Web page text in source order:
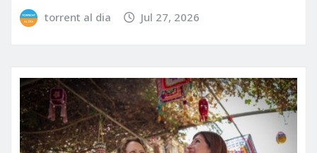
torrent al dia Jul 27, 2026